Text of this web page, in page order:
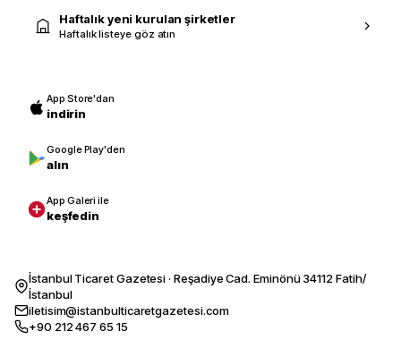
Haftalık yeni kurulan şirketler
Haftalık listeye göz atın
App Store'dan
indirin
Google Play'den
alın
App Galeri ile
keşfedin
İstanbul Ticaret Gazetesi · Reşadiye Cad. Eminönü 34112 Fatih/
İstanbul
iletisim@istanbulticaretgazetesi.com
+90 212 467 65 15